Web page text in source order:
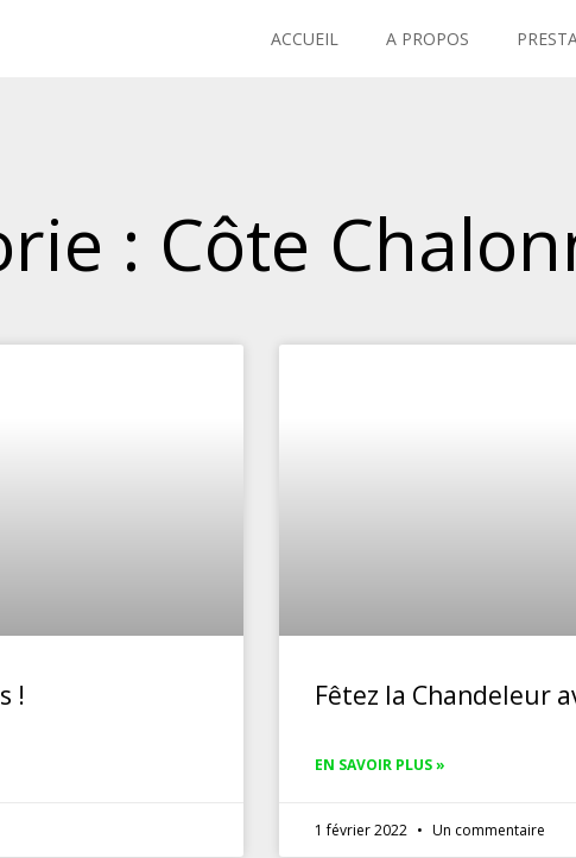
ACCUEIL A PROPOS
: Côte
! Fêtez la Chandeleur
EN SAVOIR PLUS »
1 février 2022 Un commentaire